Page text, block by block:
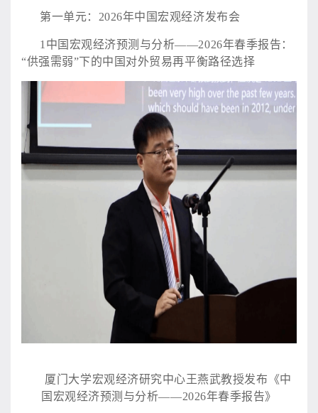
第一单元： 2026年中国宏观经济发布会
1中国宏观经济预测与分析——2026年春季报告：
“供强需弱”下的中国对外贸易再平衡路径选择
厦门大学宏观经济研究中心王燕武教授发布《中
国宏观经济预测与分析——2026年春季报告》